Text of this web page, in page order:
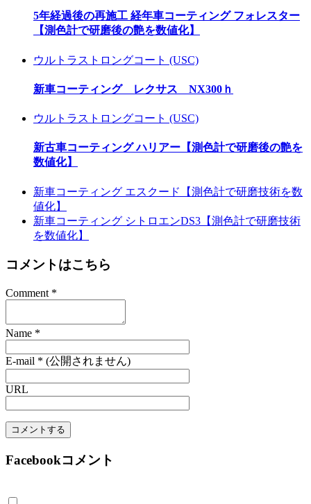
5年経過後の再施工 経年車コーティング フォレスター
【測色計で研磨後の艶を数値化】
ウルトラストロングコート (USC)
新車コーティング レクサス NX300ｈ
ウルトラストロングコート (USC)
新古車コーティング ハリアー【測色計で研磨後の艶を
数値化】
新車コーティング エスクード【測色計で研磨技術を数
値化】
新車コーティング シトロエンDS3【測色計で研磨技術
を数値化】
コメントはこちら
Comment *
Name *
E-mail * (公開されません)
URL
Facebookコメント